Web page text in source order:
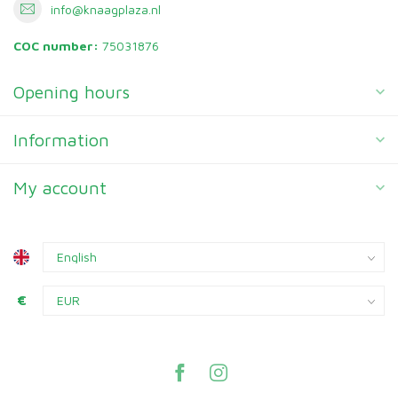
info@knaagplaza.nl
COC number: 75031876
Opening hours
Information
My account
€